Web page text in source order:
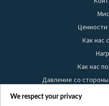
Ценности
Как нас
Как нас
Давление со
Правила
We respect your privacy